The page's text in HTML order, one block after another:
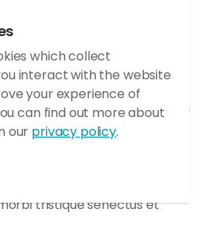
morbi tristique
malesuada fames
tortor
ultricies eget, tempor
eu libero sit amet
Aenean ultricies
placerat eleifend leo.
tristique senectus et
which collect
interact with the website
your experience of
can find out more about
our privacy policy.